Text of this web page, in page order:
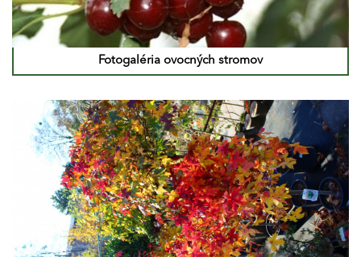
Fotogaléria ovocných stromov